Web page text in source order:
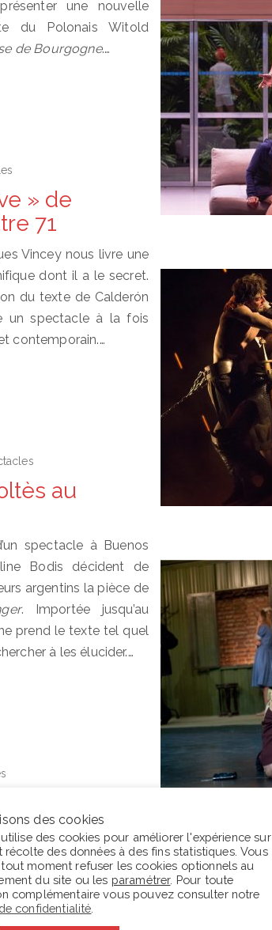
une nouvelle
du Polonais Witold
de Bourgogne.…
» de
71
Vincey nous livre une
dont il a le secret.
du texte de Calderón
un spectacle à la fois
contemporain.…
au
spectacle à Buenos
Bodis décident de
argentins la pièce de
. Importée jusqu’au
prend le texte tel quel
à les élucider.…
de Duras au
Duras.
cinématographiques
et Jean-Jacques
de ses œuvres selon
de transposer
des cookies
utilise des cookies pour améliorer l'expérience sur
récolte des données à des fins statistiques. Vous
moment refuser les cookies optionnels au
du site ou les paramétrer. Pour toute
complémentaire vous pouvez consulter notre
confidentialité